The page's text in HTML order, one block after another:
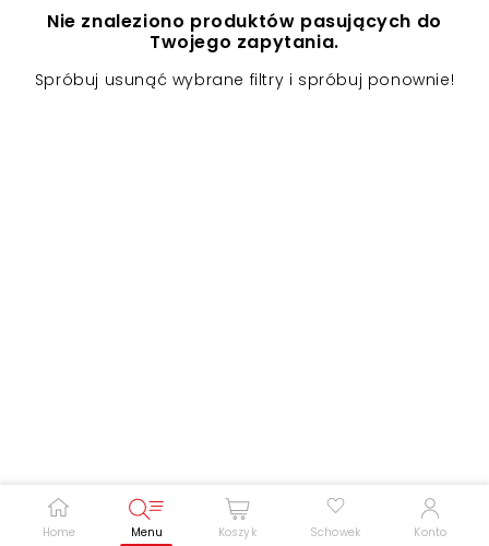
Home Menu Koszyk Schowek Konto
Nie znaleziono produktów pasujących do
Twojego zapytania.
Spróbuj usunąć wybrane filtry i spróbuj ponownie!
Podkreślenie linków